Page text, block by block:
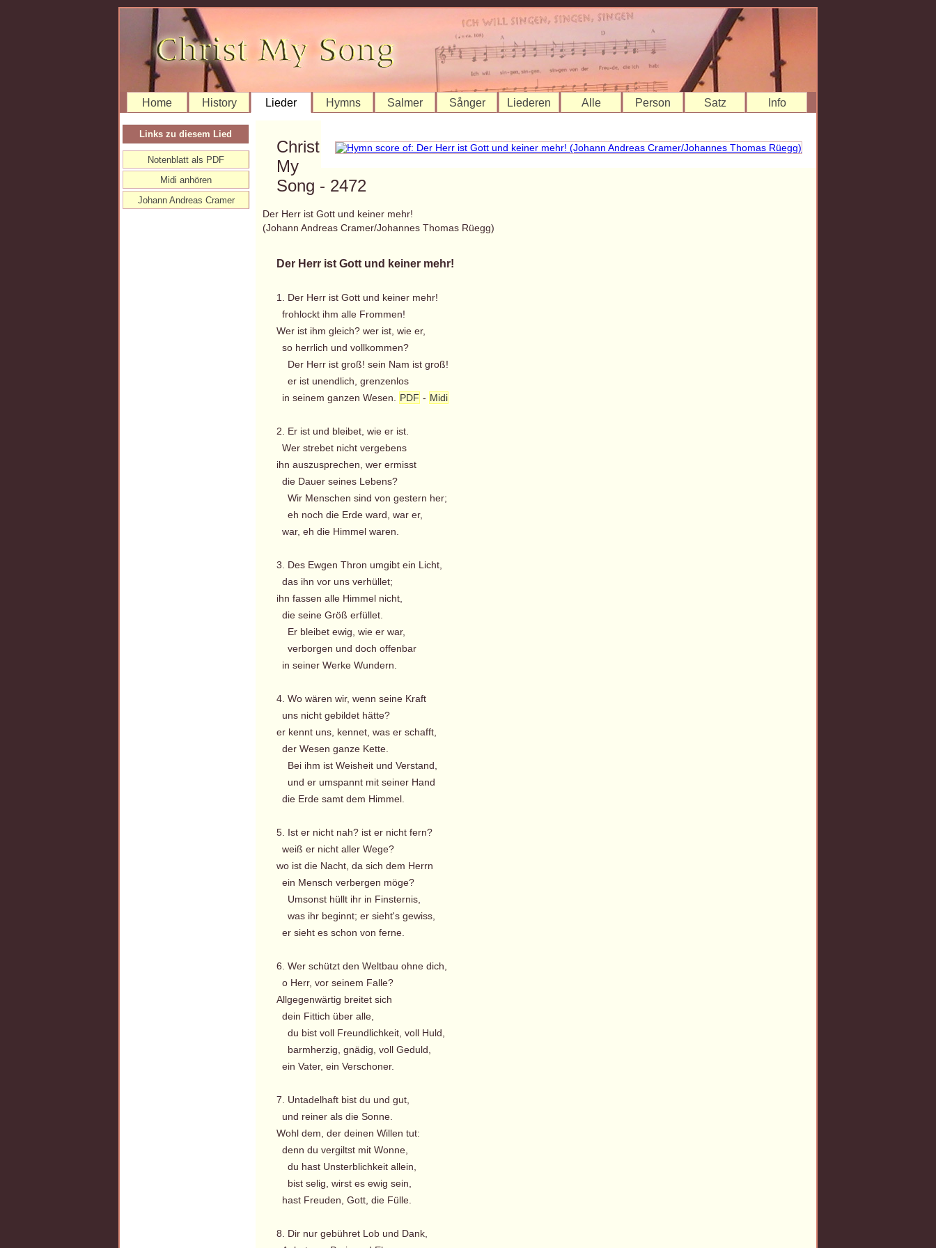
Home History Lieder Hymns Salmer Sånger Liederen Alle Person Satz Info
Christ
My
Song - 2472
Der Herr ist Gott und keiner mehr!
(Johann Andreas Cramer/Johannes Thomas Rüegg)
Der Herr ist Gott und keiner mehr!
1. Der Herr ist Gott und keiner mehr!
frohlockt ihm alle Frommen!
Wer ist ihm gleich? wer ist, wie er,
so herrlich und vollkommen?
Der Herr ist groß! sein Nam ist groß!
er ist unendlich, grenzenlos
in seinem ganzen Wesen.
PDF - Midi
2. Er ist und bleibet, wie er ist.
Wer strebet nicht vergebens
ihn auszusprechen, wer ermisst
die Dauer seines Lebens?
Wir Menschen sind von gestern her;
eh noch die Erde ward, war er,
war, eh die Himmel waren.
3. Des Ewgen Thron umgibt ein Licht,
das ihn vor uns verhüllet;
ihn fassen alle Himmel nicht,
die seine Größ erfüllet.
Er bleibet ewig, wie er war,
verborgen und doch offenbar
in seiner Werke Wundern.
4. Wo wären wir, wenn seine Kraft
uns nicht gebildet hätte?
er kennt uns, kennet, was er schafft,
der Wesen ganze Kette.
Bei ihm ist Weisheit und Verstand,
und er umspannt mit seiner Hand
die Erde samt dem Himmel.
5. Ist er nicht nah? ist er nicht fern?
weiß er nicht aller Wege?
wo ist die Nacht, da sich dem Herrn
ein Mensch verbergen möge?
Umsonst hüllt ihr in Finsternis,
was ihr beginnt; er sieht's gewiss,
er sieht es schon von ferne.
6. Wer schützt den Weltbau ohne dich,
o Herr, vor seinem Falle?
Allgegenwärtig breitet sich
dein Fittich über alle,
du bist voll Freundlichkeit, voll Huld,
barmherzig, gnädig, voll Geduld,
ein Vater, ein Verschoner.
7. Untadelhaft bist du und gut,
und reiner als die Sonne.
Wohl dem, der deinen Willen tut:
denn du vergiltst mit Wonne,
du hast Unsterblichkeit allein,
bist selig, wirst es ewig sein,
hast Freuden, Gott, die Fülle.
8. Dir nur gebühret Lob und Dank,
Links zu diesem Lied
Notenblatt als PDF
Midi anhören
Johann Andreas Cramer